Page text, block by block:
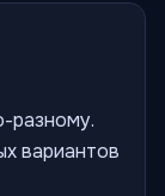
разному.
вариантов